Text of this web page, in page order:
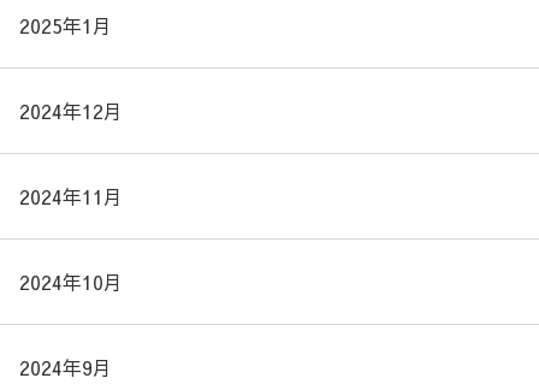
2025年1月
2024年12月
2024年11月
2024年10月
2024年9月